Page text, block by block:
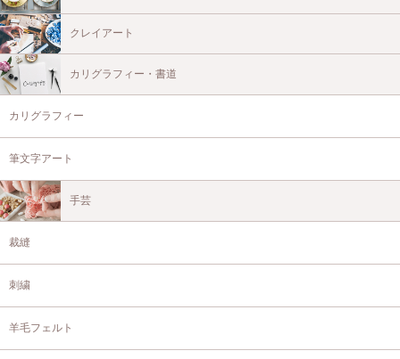
クレイアート
カリグラフィー・書道
カリグラフィー
筆文字アート
手芸
裁縫
刺繍
羊毛フェルト